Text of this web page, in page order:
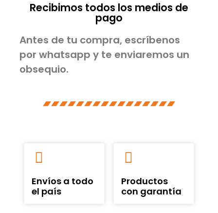
Recibimos todos los medios de
pago
Antes de tu compra, escríbenos
por whatsapp y te enviaremos un
obsequio.
Envíos a todo
el país
Productos
con garantía